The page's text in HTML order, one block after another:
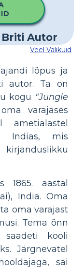
Veel Valikuid
lõpus ja
autor. Ta on
kogu "Jungle
varajases
ametialastel
Indias, mis
1865. aastal
India. Oma
oma varajast
Tema õnn
kooli
Järgnevatel
sai